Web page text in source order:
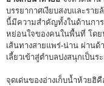
บรรยากาศเงียบสงบและร
นี้มีความสำคัญทั้งในด้านกา
หย่อนใจของคนในพื้นที่ โดย
เส้นทางสายแพร่-น่าน ผ่านด้
เลี้ยวเข้าสู่ตำบลปงสนุกเป็น
จุดเด่นของอ่างเก็บน้ำห้วยฮิ